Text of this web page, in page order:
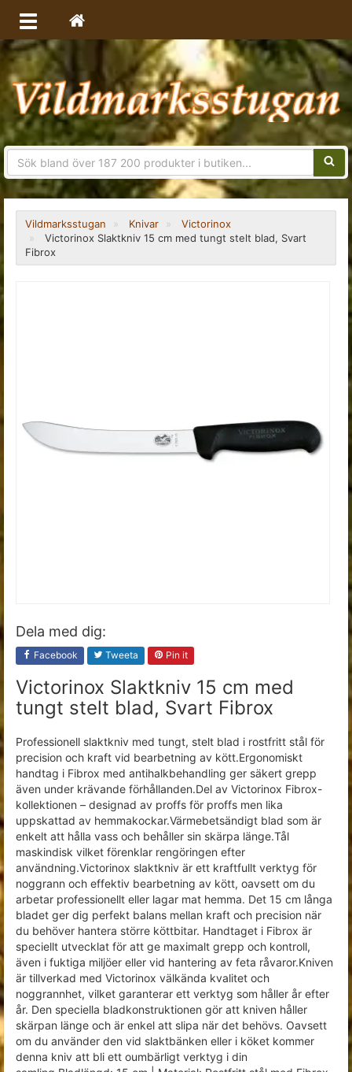
Vildmarksstugan Knivar
Victorinox
Victorinox Slaktkniv 15 cm med tungt stelt blad, Svart
Fibrox
Dela med dig:
Facebook Tweeta Pin it
Victorinox Slaktkniv 15 cm med
tungt stelt blad, Svart Fibrox
Professionell slaktkniv med tungt, stelt blad i rostfritt stål för
precision och kraft vid bearbetning av kött.Ergonomiskt
handtag i Fibrox med antihalkbehandling ger säkert grepp
även under krävande förhållanden.Del av Victorinox Fibrox-
kollektionen – designad av proffs för proffs men lika
uppskattad av hemmakockar.Värmebetsändigt blad som är
enkelt att hålla vass och behåller sin skärpa länge.Tål
maskindisk vilket förenklar rengöringen efter
användning.Victorinox slaktkniv är ett kraftfullt verktyg för
noggrann och effektiv bearbetning av kött, oavsett om du
arbetar professionellt eller lagar mat hemma. Det 15 cm långa
bladet ger dig perfekt balans mellan kraft och precision när
du behöver hantera större köttbitar. Handtaget i Fibrox är
speciellt utvecklat för att ge maximalt grepp och kontroll,
även i fuktiga miljöer eller vid hantering av feta råvaror.Kniven
är tillverkad med Victorinox välkända kvalitet och
noggrannhet, vilket garanterar ett verktyg som håller år efter
år. Den speciella bladkonstruktionen gör att kniven håller
skärpan länge och är enkel att slipa när det behövs. Oavsett
om du använder den vid slaktbänken eller i köket kommer
denna kniv att bli ett oumbärligt verktyg i din